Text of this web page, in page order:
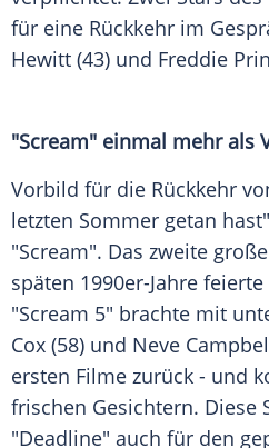
für eine Rückkehr im
Hewitt (43) und Freddie
"Scream" einmal mehr als
Vorbild für die Rückkehr
letzten Sommer getan
"Scream". Das zweite
späten 1990er-Jahre
"Scream 5" brachte mit
Cox (58) und Neve
ersten Filme zurück - und
frischen Gesichtern. Diese
"Deadline" auch für den